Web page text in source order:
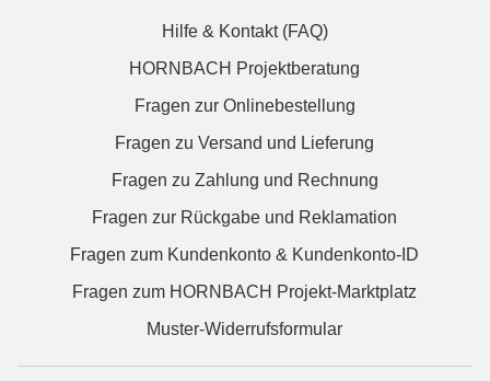
Hilfe & Kontakt (FAQ)
HORNBACH Projektberatung
Fragen zur Onlinebestellung
Fragen zu Versand und Lieferung
Fragen zu Zahlung und Rechnung
Fragen zur Rückgabe und Reklamation
Fragen zum Kundenkonto & Kundenkonto-ID
Fragen zum HORNBACH Projekt-Marktplatz
Muster-Widerrufsformular